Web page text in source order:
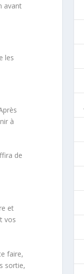
avant
les
à
de
et
vos
faire,
sortie,